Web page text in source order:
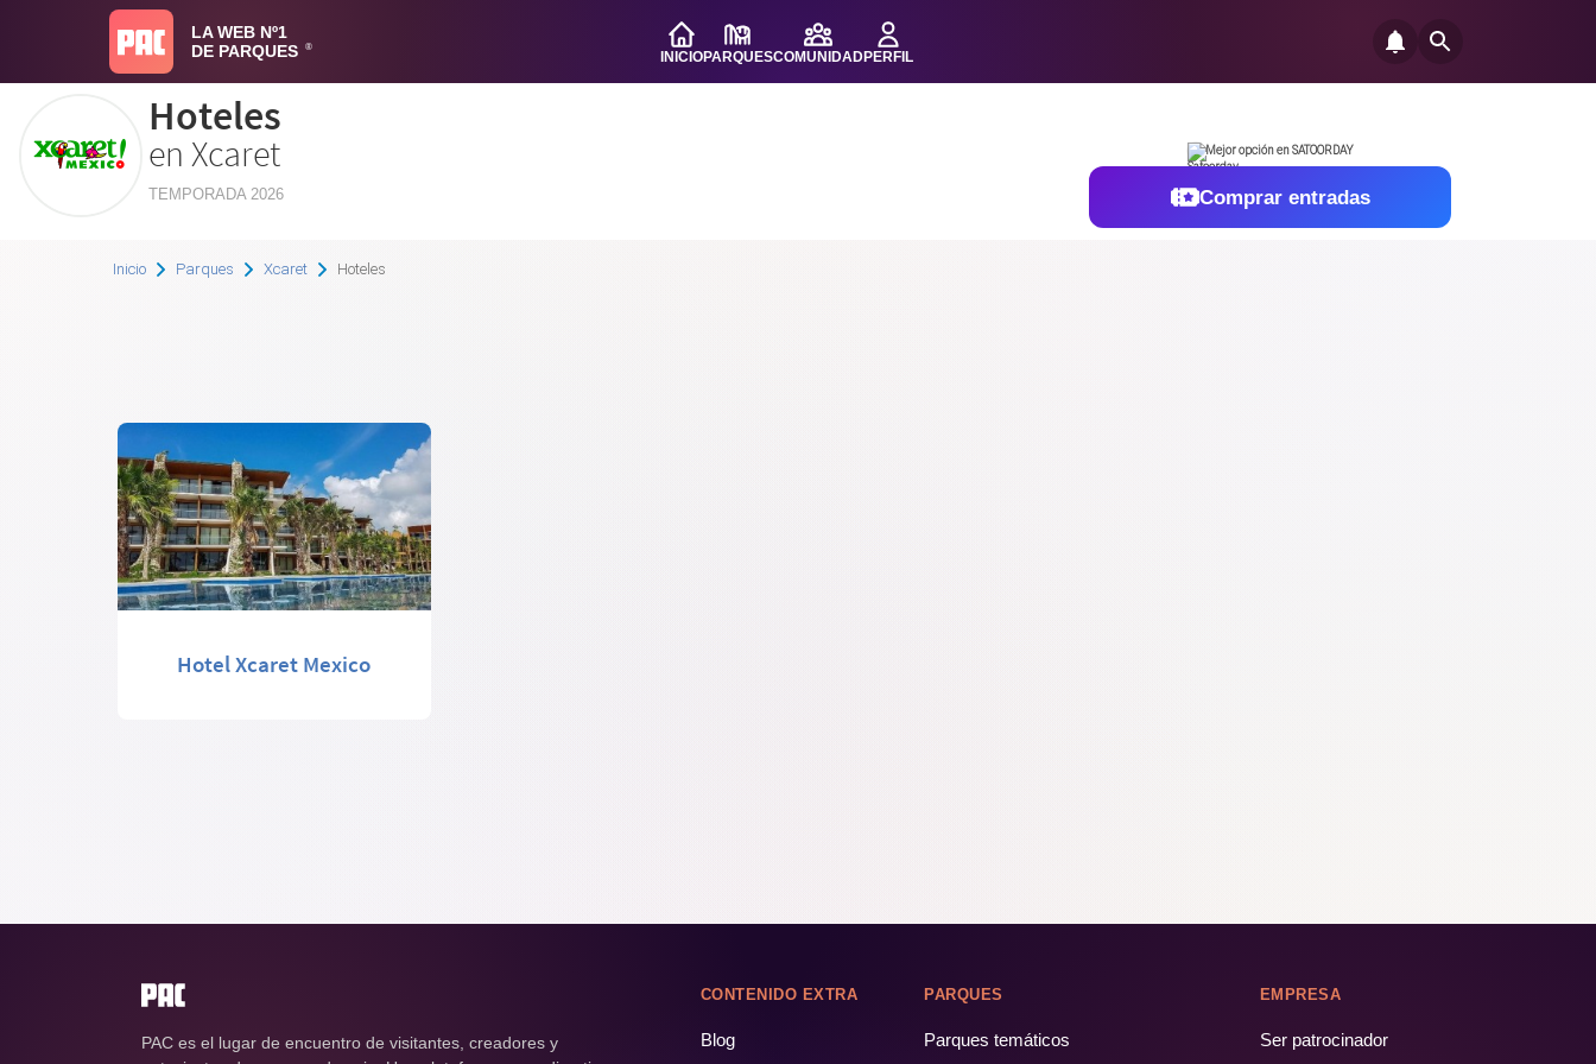
LA WEB Nº1
DE PARQUES
®
INICIOPARQUESCOMUNIDADPERFIL
Hoteles
en Xcaret
TEMPORADA 2026
Mejor opción en SATOORDAY
Comprar entradas
Inicio Parques Xcaret Hoteles
Hotel Xcaret Mexico
PAC es el lugar de encuentro de visitantes, creadores y
CONTENIDO EXTRA
Blog
PARQUES
Parques temáticos
EMPRESA
Ser patrocinador